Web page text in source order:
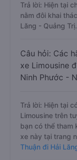
Trả lời: Hiện tại
nằm đôi khai
Lăng - Quảng Trị.
Câu hỏi: Các
xe Limousine
Ninh Phước -
Trả lời: Hiện tại
Limousine trên
bạn có thể tham
xe này tại trang
Thuận đi Hải